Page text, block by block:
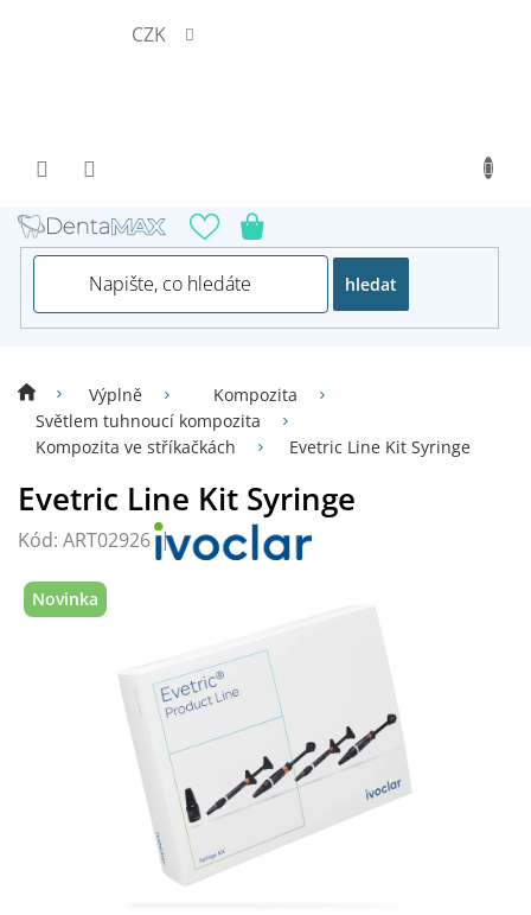
CZK
hledat
Výplně
Kompozita
Světlem tuhnoucí kompozita
Kompozita ve stříkačkách
Evetric Line Kit Syringe
Evetric Line Kit Syringe
Kód: ART02926
Novinka